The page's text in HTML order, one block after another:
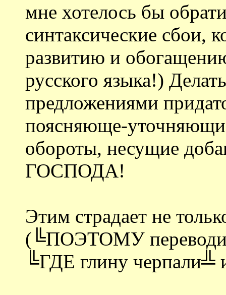
мне хотелось бы
синтаксические сбои,
развитию и
русского языка!)
предложениями
поясняюще-
обороты, несущие
ГОСПОДА!
Этим страдает не
(╚ПОЭТОМУ переводит
╚ГДЕ глину черпали╩